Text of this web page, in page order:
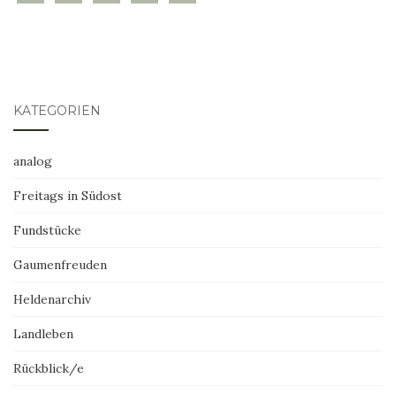
KATEGORIEN
analog
Freitags in Südost
Fundstücke
Gaumenfreuden
Heldenarchiv
Landleben
Rückblick/e